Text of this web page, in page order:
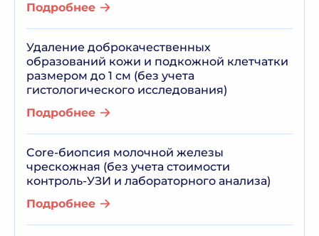
Подробнее
Удаление доброкачественных
образований кожи и подкожной клетчатки
размером до 1 см (без учета
гистологического исследования)
Подробнее
Core-биопсия молочной железы
чрескожная (без учета стоимости
контроль-УЗИ и лабораторного анализа)
Подробнее